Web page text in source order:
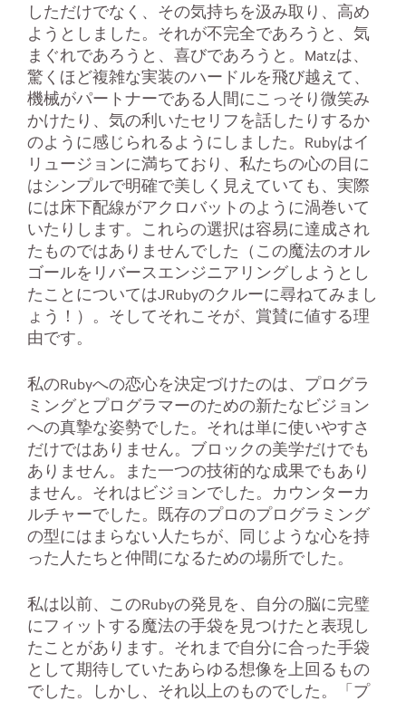
しただけでなく、その気持ちを汲み取り、高め
ようとしました。それが不完全であろうと、気
まぐれであろうと、喜びであろうと。Matzは、
驚くほど複雑な実装のハードルを飛び越えて、
機械がパートナーである人間にこっそり微笑み
かけたり、気の利いたセリフを話したりするか
のように感じられるようにしました。Rubyはイ
リュージョンに満ちており、私たちの心の目に
はシンプルで明確で美しく見えていても、実際
には床下配線がアクロバットのように渦巻いて
いたりします。これらの選択は容易に達成され
たものではありませんでした（この魔法のオル
ゴールをリバースエンジニアリングしようとし
たことについてはJRubyのクルーに尋ねてみまし
ょう！）。そしてそれこそが、賞賛に値する理
由です。
私のRubyへの恋心を決定づけたのは、プログラ
ミングとプログラマーのための新たなビジョン
への真摯な姿勢でした。それは単に使いやすさ
だけではありません。ブロックの美学だけでも
ありません。また一つの技術的な成果でもあり
ません。それはビジョンでした。カウンターカ
ルチャーでした。既存のプロのプログラミング
の型にはまらない人たちが、同じような心を持
った人たちと仲間になるための場所でした。
私は以前、このRubyの発見を、自分の脳に完璧
にフィットする魔法の手袋を見つけたと表現し
たことがあります。それまで自分に合った手袋
として期待していたあらゆる想像を上回るもの
でした。しかし、それ以上のものでした。「プ